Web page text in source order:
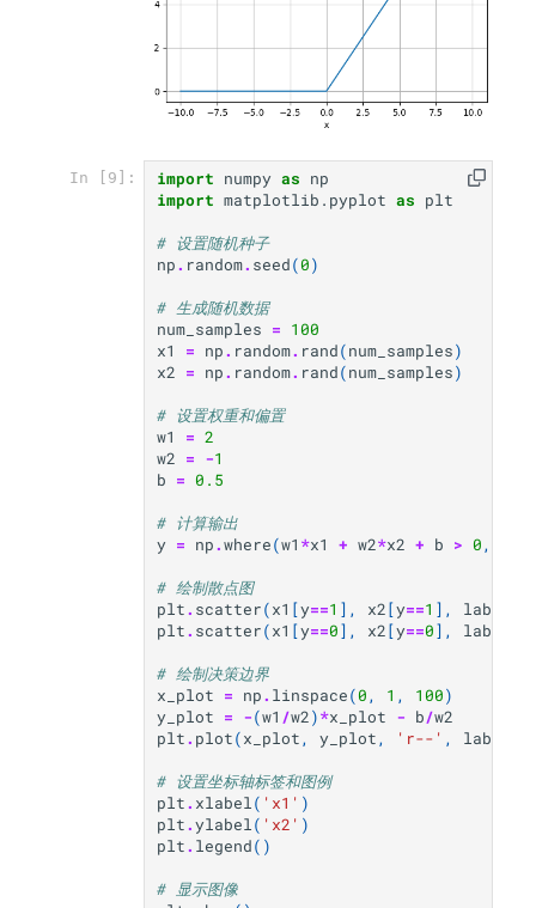
In [9]: import numpy as np
import matplotlib.pyplot as plt
# 设置随机种子
np. random. seed(0)
# 生成随机数据
num_samples = 100
x1
= np. random. rand(num_samples)
x2 = np. random. rand(num_samples)
# 设置权重和偏置
w1
= 2
w2 = -1
b = 0.5
# 计算输出
y = np.where(w1 *x1 + w2*x2 + b > 0,
# 绘制散点图
plt. scatter(x1 [y==1 ], x2[y==1 ], label
plt. scatter(x1 [y==0], x2[y==0], label
# 绘制决策边界
x_plot = np. linspace(0, 1 , 100)
y_plot = -(w1 /w2)*x_plot - b/w2
plt. plot(x_plot, y_plot, 'r--' , label
# 设置坐标轴标签和图例
plt. xlabel( 'x1' )
plt.ylabel( 'x2' )
plt. legend()
# 显示图像